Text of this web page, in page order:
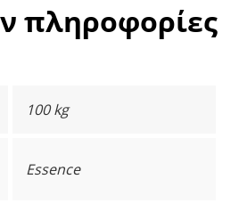
πληροφορίες
100 kg
Essence